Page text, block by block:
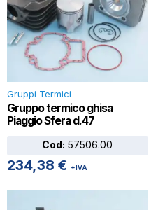
Gruppi Termici
Gruppo termico ghisa
Piaggio Sfera d.47
Cod: 57506.00
234,38 € +IVA